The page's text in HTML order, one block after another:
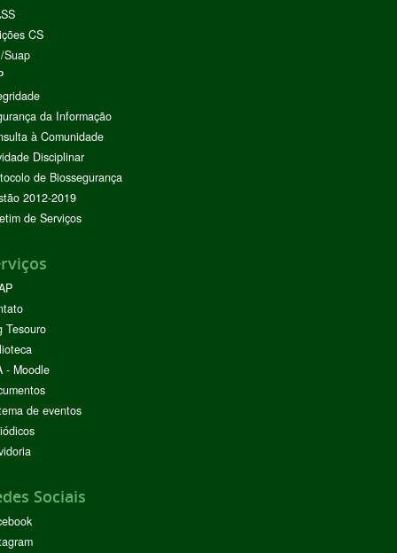
CS
Suap
da Informação
à Comunidade
Disciplinar
de Biossegurança
2012-2019
de Serviços
Tesouro
- Moodle
de eventos
Sociais